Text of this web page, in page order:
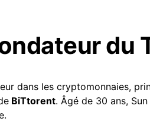
du
dans les cryptomonnaies,
BiTtorent. Âgé de 30 ans,